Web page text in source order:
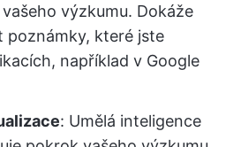
výzkumu. Dokáže
poznámky, které jste
například v Google
: Umělá inteligence